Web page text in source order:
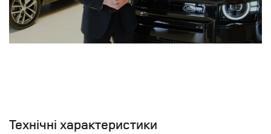
Технічні характеристики